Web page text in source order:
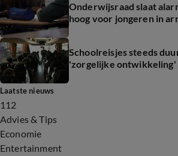
Onderwijsraad slaat
hoog voor jongeren in
Schoolreisjes steeds
'zorgelijke ontwikkeling'
Laatste nieuws
112
Advies & Tips
Economie
Entertainment